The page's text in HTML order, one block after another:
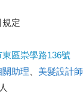
規定
東區崇學路136號
關助理
美髮設計師